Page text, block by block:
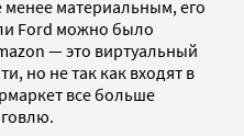
менее материальным, его
Ford можно было
— это виртуальный
но не так как входят в
все больше